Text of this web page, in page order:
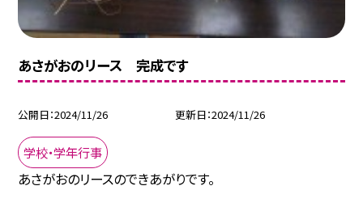
あさがおのリース 完成です
公開日 2024/11/26 更新日 2024/11/26
学校・学年行事
あさがおのリースのできあがりです。